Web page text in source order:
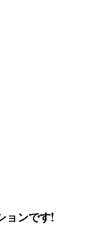
ョンです!